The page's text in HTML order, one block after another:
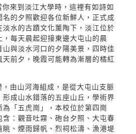
來到淡江大學時，這裡有如詩如
的夕照歡迎各位新鮮人，正式成
水的古蹟文化薰陶下，淡江位於
每天晨起迎接東邊大屯山的晨
與淡水河口的夕陽美景，四時佳
前夕，晚霞可能轉為漸層的橘紅
由山河海組成，是從大屯山支脈
成山水錯落的五座山丘，學術界
「五虎崗」，本校位於第四崗
含：觀音吐霧、砲台夕照、大屯春
、煙雨歸帆、烈祠松濤、漁港堤